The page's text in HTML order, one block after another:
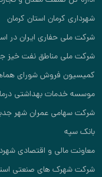
شهرداری کرمان استان کرمان
شرکت ملی حفاری ایران در
شرکت ملی مناطق نفت خیز
کمیسیون فروش شورای
موسسه خدمات بهداشتی
شرکت سهامی عمران شهر
بانک سپه
معاونت مالی و اقتصادی
شرکت شهرک های صنعتی